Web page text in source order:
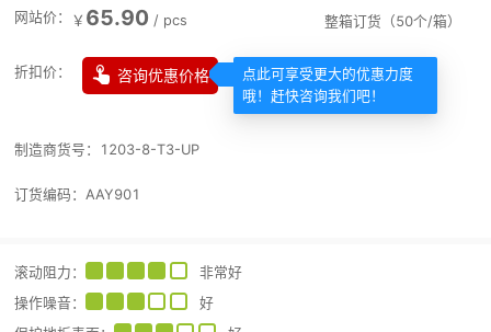
网站价： ￥ 65.90 / pcs
折扣价：  咨询优惠价格
点此可享受更大的优惠力度
哦！赶快咨询我们吧！
整箱订货（50个/箱）
制造商货号： 1203-8-T3-UP
订货编码： AAY901
滚动阻力 ：
非常好
操作噪音 ：
好